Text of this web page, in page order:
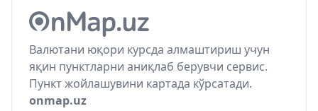
Валютани юқори курсда алмаштириш учун
яқин пунктларни аниқлаб берувчи сервис.
Пункт жойлашувини картада кўрсатади.
onmap.uz